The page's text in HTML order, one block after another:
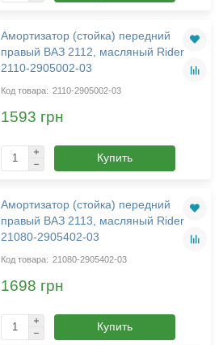
Амортизатор (стойка) передний
правый ВАЗ 2112, масляный Rider
2110-2905002-03
2110-2905002-03
1593 грн
Купить
Амортизатор (стойка) передний
правый ВАЗ 2113, масляный Rider
21080-2905402-03
21080-2905402-03
1698 грн
Купить